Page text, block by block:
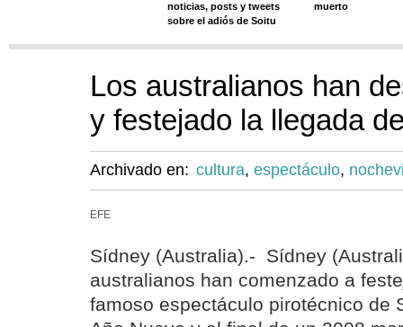
noticias, posts y tweets
sobre el adiós de Soitu
muerto
Los australianos han
y festejado la llegada
Archivado en: cultura, espectáculo,
EFE
Sídney (Australia).- Sídney
australianos han comenzado a
famoso espectáculo pirotécnico de